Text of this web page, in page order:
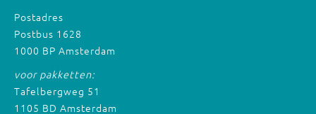
Postadres
Postbus 1628
1000 BP Amsterdam
voor pakketten:
Tafelbergweg 51
1105 BD Amsterdam